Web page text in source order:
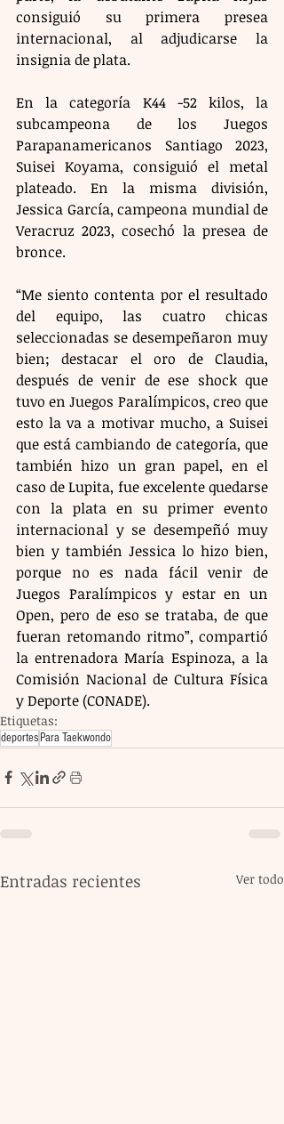
consiguió su primera presea
internacional, al adjudicarse la
insignia de plata.
En la categoría K44 -52 kilos, la
subcampeona de los Juegos
Parapanamericanos Santiago 2023,
Suisei Koyama, consiguió el metal
plateado. En la misma división,
Jessica García, campeona mundial de
Veracruz 2023, cosechó la presea de
bronce.
“Me siento contenta por el resultado
del equipo, las cuatro chicas
seleccionadas se desempeñaron muy
bien; destacar el oro de Claudia,
después de venir de ese shock que
tuvo en Juegos Paralímpicos, creo que
esto la va a motivar mucho, a Suisei
que está cambiando de categoría, que
también hizo un gran papel, en el
caso de Lupita, fue excelente quedarse
con la plata en su primer evento
internacional y se desempeñó muy
bien y también Jessica lo hizo bien,
porque no es nada fácil venir de
Juegos Paralímpicos y estar en un
Open, pero de eso se trataba, de que
fueran retomando ritmo”, compartió
la entrenadora María Espinoza, a la
Comisión Nacional de Cultura Física
y Deporte (CONADE).
Etiquetas:
deportes Para Taekwondo
Entradas recientes Ver todo